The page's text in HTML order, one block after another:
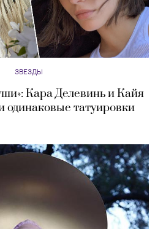
ЗВЕЗДЫ
Кара Делевинь и Кайя
одинаковые татуировки